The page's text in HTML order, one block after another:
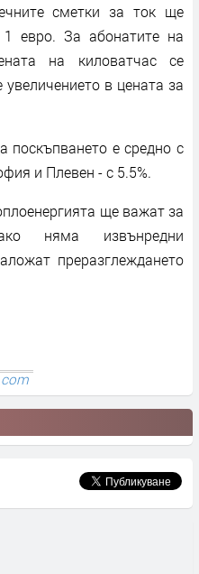
сметки за ток ще
евро. За абонатите на
на киловатчас се
в цената за
поскъпването е средно с
и Плевен - с 5.5%.
ще важат за
няма извънредни
преразглеждането